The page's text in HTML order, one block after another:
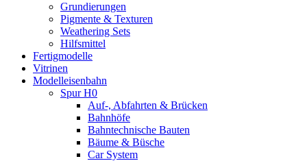
Grundierungen
Pigmente & Texturen
Weathering Sets
Hilfsmittel
Fertigmodelle
Vitrinen
Modelleisenbahn
Spur H0
Auf-, Abfahrten & Brücken
Bahnhöfe
Bahntechnische Bauten
Bäume & Büsche
Car System